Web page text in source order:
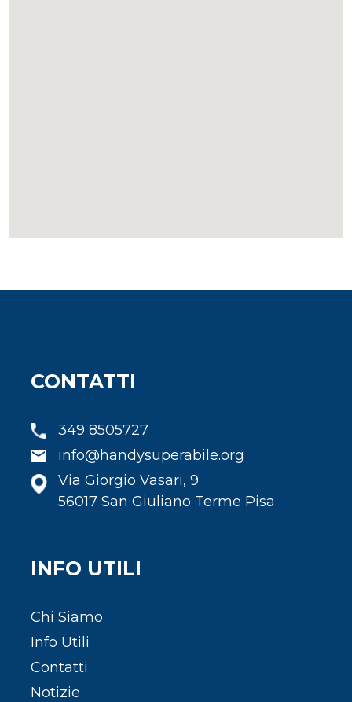
CONTATTI
349 8505727
info@handysuperabile.org
Via Giorgio Vasari, 9
56017 San Giuliano Terme Pisa
INFO UTILI
Chi Siamo
Info Utili
Contatti
Notizie